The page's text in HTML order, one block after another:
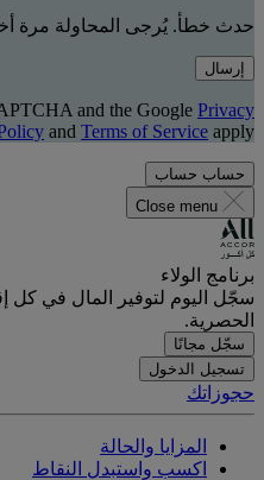
حدث خطأ. يُرجى المحاولة مرة
إرسال
and the Google Privacy
and Terms of Service apply.
حساب حساب
Close menu
برنامج الولاء
سجّل اليوم لتوفير المال في كل
الحصرية.
سجّل مجانًا
تسجيل الدخول
حجوزاتك
المزايا والحالة
اكسب واستبدل النقاط